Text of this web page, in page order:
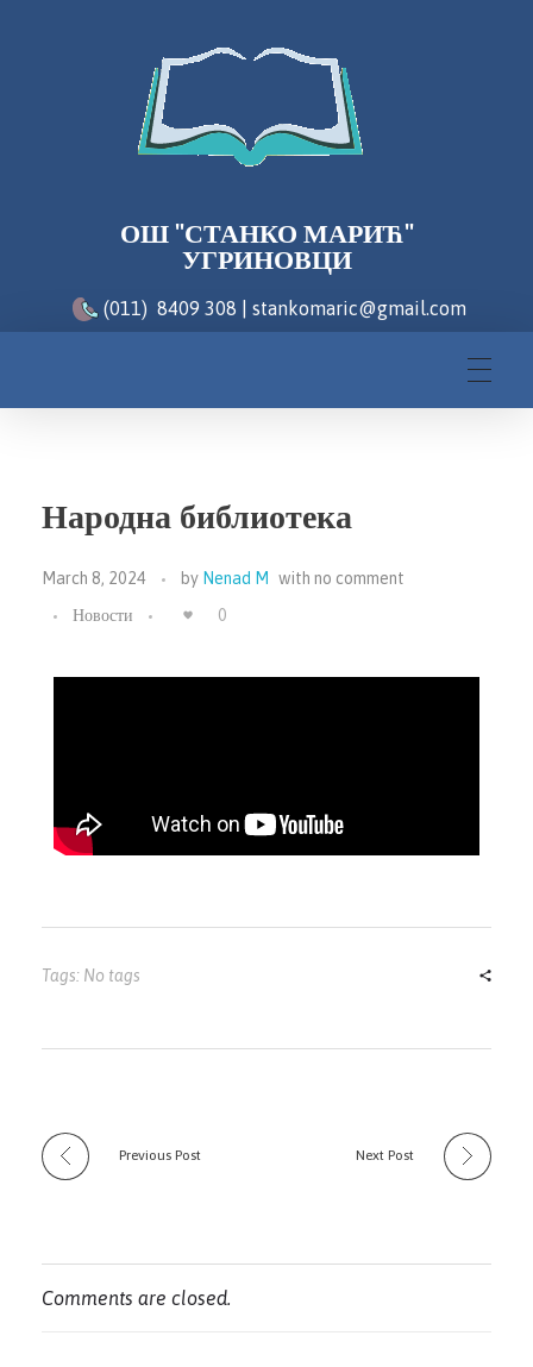
ОШ "СТАНКО МАРИЋ"
УГРИНОВЦИ
(011) 8409 308 | stankomaric@gmail.com
Народна библиотека
March 8, 2024 by Nenad M with no comment
Новости
0
Tags: No tags
Previous Post Next Post
Comments are closed.